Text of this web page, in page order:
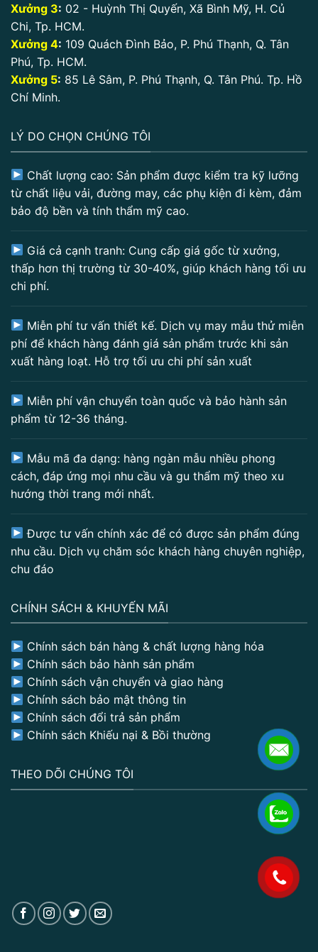
Xưởng 3: 02 - Huỳnh Thị Quyến, Xã Bình Mỹ, H. Củ
Chi, Tp. HCM.
Xưởng 4: 109 Quách Đình Bảo, P. Phú Thạnh, Q. Tân
Phú, Tp. HCM.
Xưởng 5: 85 Lê Sâm, P. Phú Thạnh, Q. Tân Phú. Tp. Hồ
Chí Minh.
LÝ DO CHỌN CHÚNG TÔI
Chất lượng cao: Sản phẩm được kiểm tra kỹ lưỡng
từ chất liệu vải, đường may, các phụ kiện đi kèm, đảm
bảo độ bền và tính thẩm mỹ cao.
Giá cả cạnh tranh: Cung cấp giá gốc từ xưởng,
thấp hơn thị trường từ 30-40%, giúp khách hàng tối ưu
chi phí.
Miễn phí tư vấn thiết kế. Dịch vụ may mẫu thử miễn
phí để khách hàng đánh giá sản phẩm trước khi sản
xuất hàng loạt. Hỗ trợ tối ưu chi phí sản xuất
Miễn phí vận chuyển toàn quốc và bảo hành sản
phẩm từ 12-36 tháng.
Mẫu mã đa dạng: hàng ngàn mẫu nhiều phong
cách, đáp ứng mọi nhu cầu và gu thẩm mỹ theo xu
hướng thời trang mới nhất.
Được tư vấn chính xác để có được sản phẩm đúng
nhu cầu. Dịch vụ chăm sóc khách hàng chuyên nghiệp,
chu đáo
CHÍNH SÁCH & KHUYẾN MÃI
Chính sách bán hàng & chất lượng hàng hóa
Chính sách bảo hành sản phẩm
Chính sách vận chuyển và giao hàng
Chính sách bảo mật thông tin
Chính sách đổi trả sản phẩm
Chính sách Khiếu nại & Bồi thường
THEO DÕI CHÚNG TÔI
.